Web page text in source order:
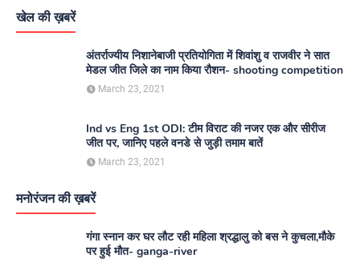
खेल की ख़बरें
अंतर्राज्यीय निशानेबाजी प्रतियोगिता में शिवांशु व राजवीर ने सात
मेडल जीत जिले का नाम किया रौशन- shooting competition
March 23, 2021
Ind vs Eng 1st ODI: टीम विराट की नजर एक और सीरीज
जीत पर, जानिए पहले वनडे से जुड़ी तमाम बातें
March 23, 2021
मनोरंजन की ख़बरें
गंगा स्नान कर घर लौट रही महिला श्रद्धालु को बस ने कुचला,मौके
पर हुई मौत- ganga-river